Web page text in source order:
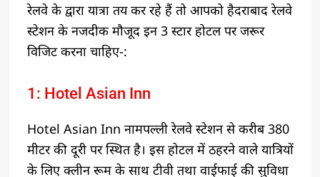
रेलवे के द्वारा यात्रा तय कर रहे हैं तो आपको हैदराबाद रेलवे
स्टेशन के नजदीक मौजूद इन 3 स्टार होटल पर जरूर
विजिट करना चाहिए-:
1: Hotel Asian Inn
Hotel Asian Inn नामपल्ली रेलवे स्टेशन से करीब 380
मीटर की दूरी पर स्थित है। इस होटल में ठहरने वाले यात्रियों
के लिए क्लीन रूम के साथ टीवी तथा वाईफाई की सुविधा